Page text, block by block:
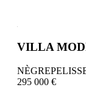
VILLA
295 000 €